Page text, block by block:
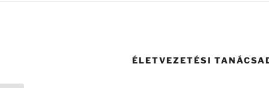
ÉLETVEZETÉSI